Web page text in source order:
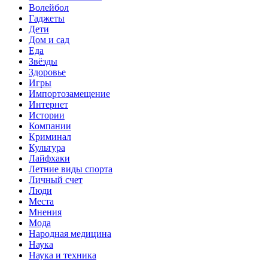
Волейбол
Гаджеты
Дети
Дом и сад
Еда
Звёзды
Здоровье
Игры
Импортозамещение
Интернет
Истории
Компании
Криминал
Культура
Лайфхаки
Летние виды спорта
Личный счет
Люди
Места
Мнения
Мода
Народная медицина
Наука
Наука и техника